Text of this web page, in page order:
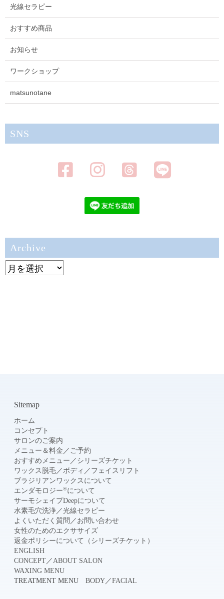
光線セラピー
おすすめ商品
お知らせ
ワークショップ
matsunotane
SNS
Archive
Archive
Sitemap
ホーム
コンセプト
サロンのご案内
メニュー＆料金 ／ ご予約
おすすめメニュー ／ シリーズチケット
ワックス脱毛／ボディ ／ フェイスリフト
ブラジリアンワックスについて
エンダモロジー®について
サーモシェイプDeepについて
水素毛穴洗浄／光線セラピー
よくいただく質問 ／ お問い合わせ
女性のためのエクササイズ
返金ポリシーについて（シリーズチケット）
ENGLISH
CONCEPT／ABOUT SALON
WAXING MENU
TREATMENT MENUBODY／FACIAL